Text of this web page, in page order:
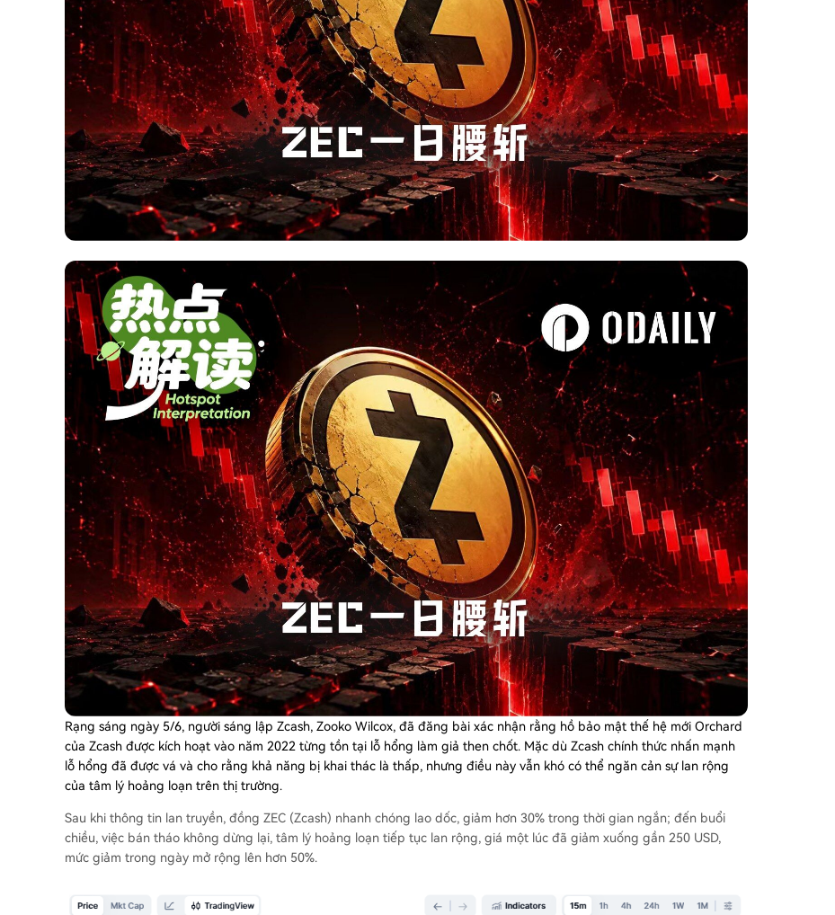
Rạng sáng ngày 5/6, người sáng lập Zcash, Zooko Wilcox, đã đăng bài xác nhận rằng hồ bảo mật thế hệ mới Orchard
của Zcash được kích hoạt vào năm 2022 từng tồn tại lỗ hổng làm giả then chốt. Mặc dù Zcash chính thức nhấn mạnh
lỗ hổng đã được vá và cho rằng khả năng bị khai thác là thấp, nhưng điều này vẫn khó có thể ngăn cản sự lan rộng
của tâm lý hoảng loạn trên thị trường.
Sau khi thông tin lan truyền, đồng ZEC (Zcash) nhanh chóng lao dốc, giảm hơn 30% trong thời gian ngắn; đến buổi
chiều, việc bán tháo không dừng lại, tâm lý hoảng loạn tiếp tục lan rộng, giá một lúc đã giảm xuống gần 250 USD,
mức giảm trong ngày mở rộng lên hơn 50%.